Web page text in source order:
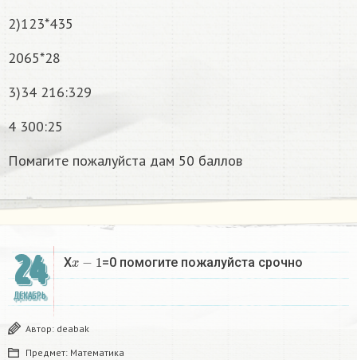
2)123*435
2065*28
3)34 216:329
4 300:25
Помагите пожалуйста дам 50 баллов
24
ДЕКАБРЬ
Xx−1 =0 помогите пожалуйста срочно
Автор: deabak
Предмет: Математика